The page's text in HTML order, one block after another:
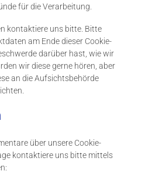
für die Verarbeitung.
kontaktiere uns bitte. Bitte
am Ende dieser Cookie-
darüber hast, wie wir
wir diese gerne hören, aber
an die Aufsichtsbehörde
über unsere Cookie-
kontaktiere uns bitte mittels